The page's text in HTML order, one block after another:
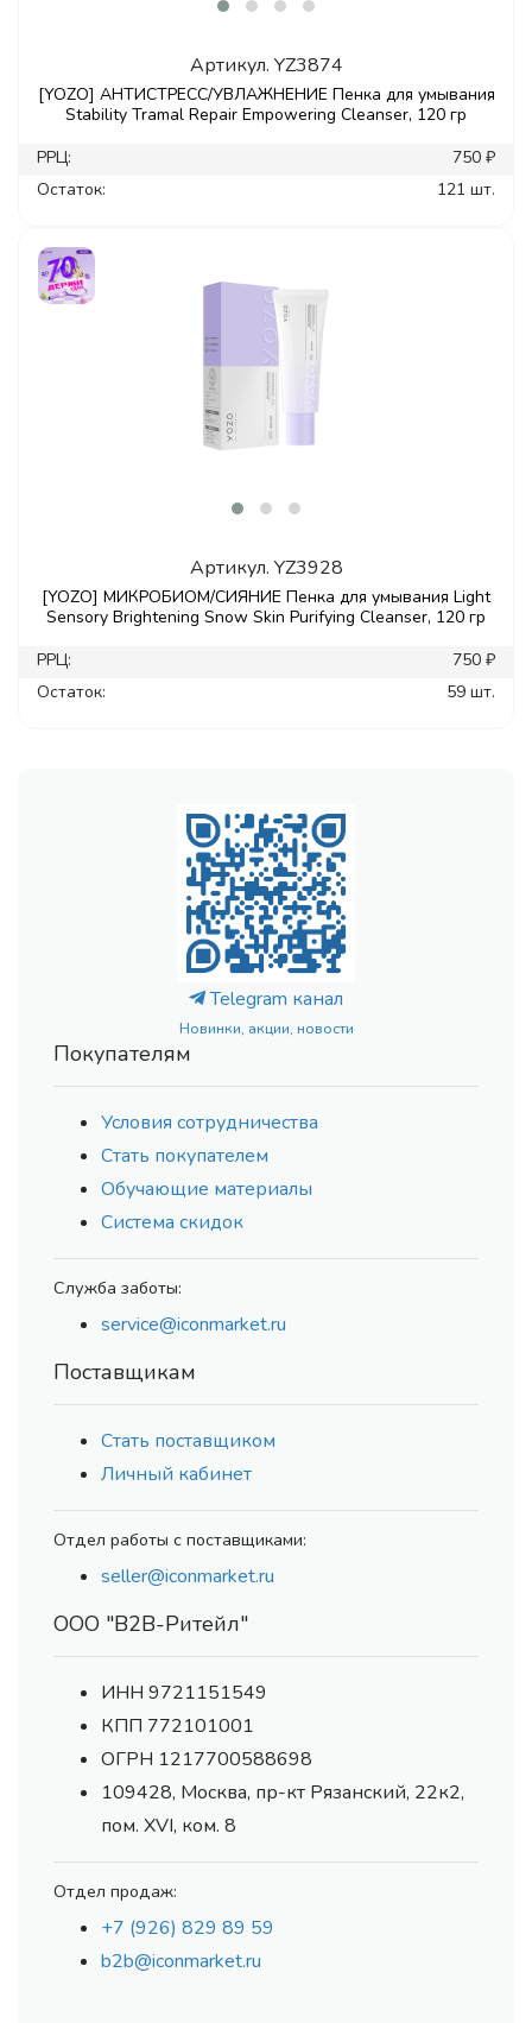
Артикул. YZ3874
[YOZO] АНТИСТРЕСС/УВЛАЖНЕНИЕ Пенка для умывания
Stability Tramal Repair Empowering Cleanser, 120 гр
РРЦ:
750 ₽
Остаток:
121 шт.
Артикул. YZ3928
[YOZO] МИКРОБИОМ/СИЯНИЕ Пенка для умывания Light
Sensory Brightening Snow Skin Purifying Cleanser, 120 гр
РРЦ:
750 ₽
Остаток:
59 шт.
Telegram канал
Новинки, акции, новости
Покупателям
Условия сотрудничества
Стать покупателем
Обучающие материалы
Система скидок
Служба заботы:
service@iconmarket.ru
Поставщикам
Стать поставщиком
Личный кабинет
Отдел работы с поставщиками:
seller@iconmarket.ru
ООО "В2В-Ритейл"
ИНН 9721151549
КПП 772101001
ОГРН 1217700588698
109428, Москва, пр-кт Рязанский, 22к2,
пом. XVI, ком. 8
Отдел продаж:
+7 (926) 829 89 59
b2b@iconmarket.ru